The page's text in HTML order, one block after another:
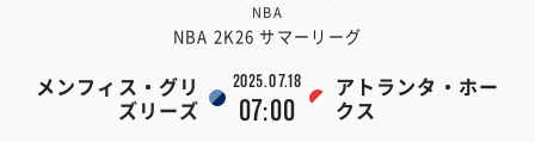
NBA
NBA 2K26 サマーリーグ
メンフィス・グリ
ズリーズ
2025.07.18
07:00
アトランタ・ホー
クス